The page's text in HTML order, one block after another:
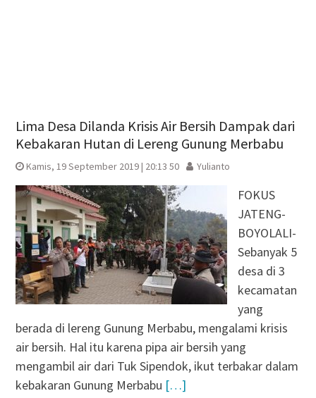
Lima Desa Dilanda Krisis Air Bersih Dampak dari
Kebakaran Hutan di Lereng Gunung Merbabu
Kamis, 19 September 2019 | 20:13 50 Yulianto
FOKUS
JATENG-
BOYOLALI-
Sebanyak 5
desa di 3
kecamatan
yang
berada di lereng Gunung Merbabu, mengalami krisis
air bersih. Hal itu karena pipa air bersih yang
mengambil air dari Tuk Sipendok, ikut terbakar dalam
kebakaran Gunung Merbabu […]